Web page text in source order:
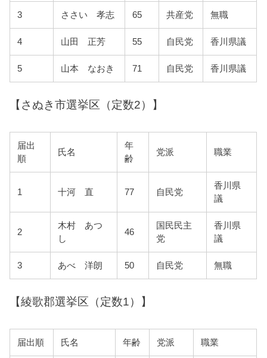
3 ささい 孝志 65 共産党 無職
4 山田 正芳 55 自民党 香川県議
5 山本 なおき 71 自民党 香川県議
【さぬき市選挙区（定数2）】
届出
順
氏名
年
齢
党派 職業
1 十河 直 77 自民党
香川県
議
2
木村 あつ
し
46
国民民主
党
香川県
議
3 あべ 洋朗 50 自民党 無職
【綾歌郡選挙区（定数1）】
届出順 氏名 年齢 党派 職業